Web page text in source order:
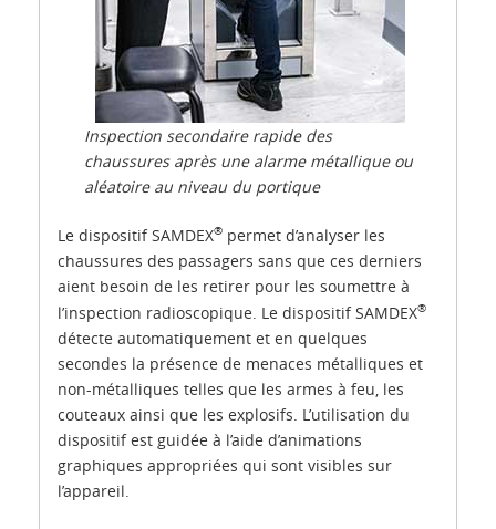
Inspection secondaire rapide des
chaussures après une alarme métallique ou
aléatoire au niveau du portique
Le dispositif SAMDEX® permet d’analyser les
chaussures des passagers sans que ces derniers
aient besoin de les retirer pour les soumettre à
l’inspection radioscopique. Le dispositif SAMDEX®
détecte automatiquement et en quelques
secondes la présence de menaces métalliques et
non-métalliques telles que les armes à feu, les
couteaux ainsi que les explosifs. L’utilisation du
dispositif est guidée à l’aide d’animations
graphiques appropriées qui sont visibles sur
l’appareil.